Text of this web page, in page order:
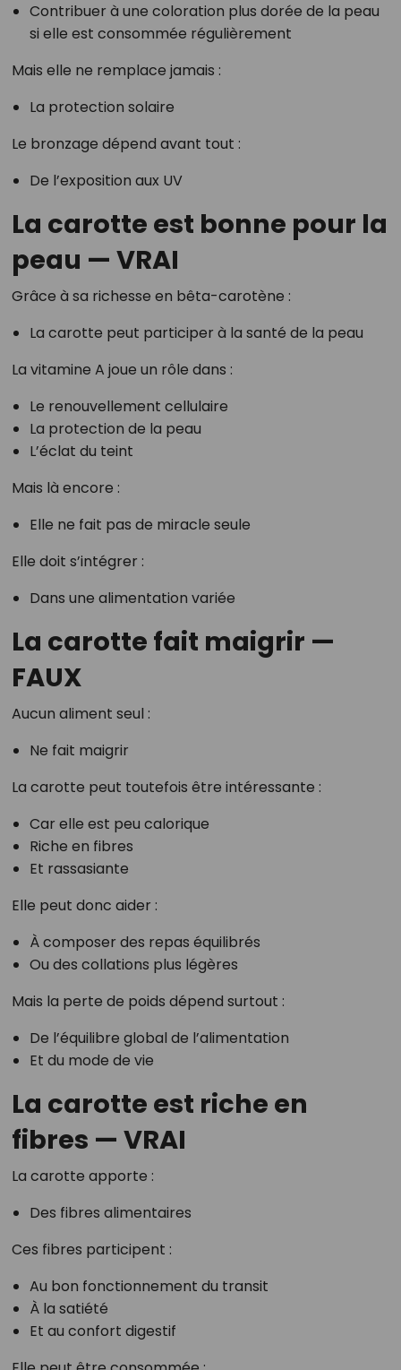
Contribuer à une coloration plus dorée de la peau
si elle est consommée régulièrement
Mais elle ne remplace jamais :
La protection solaire
Le bronzage dépend avant tout :
De l’exposition aux UV
La carotte est bonne pour la
peau — VRAI
Grâce à sa richesse en bêta-carotène :
La carotte peut participer à la santé de la peau
La vitamine A joue un rôle dans :
Le renouvellement cellulaire
La protection de la peau
L’éclat du teint
Mais là encore :
Elle ne fait pas de miracle seule
Elle doit s’intégrer :
Dans une alimentation variée
La carotte fait maigrir —
FAUX
Aucun aliment seul :
Ne fait maigrir
La carotte peut toutefois être intéressante :
Car elle est peu calorique
Riche en fibres
Et rassasiante
Elle peut donc aider :
À composer des repas équilibrés
Ou des collations plus légères
Mais la perte de poids dépend surtout :
De l’équilibre global de l’alimentation
Et du mode de vie
La carotte est riche en
fibres — VRAI
La carotte apporte :
Des fibres alimentaires
Ces fibres participent :
Au bon fonctionnement du transit
À la satiété
Et au confort digestif